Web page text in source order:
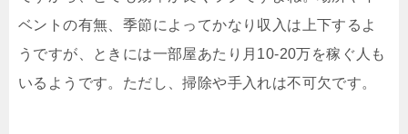
ベントの有無、季節によってかなり収入は上下するよ
うですが、ときには一部屋あたり月 10-20万を稼ぐ人も
いるようです。ただし、掃除や手入れは不可欠です。